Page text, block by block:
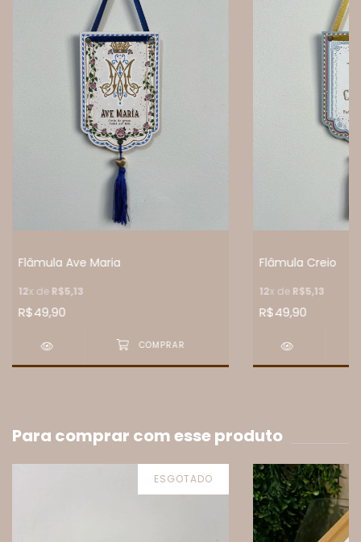
Flâmula Ave Maria
12x de R$5,13
R$49,90
Flâmula Creio
12x de R$5,13
R$49,90
Para comprar com esse produto
ESGOTADO